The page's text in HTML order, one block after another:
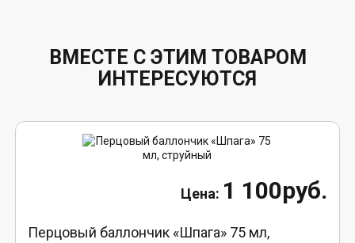
ВМЕСТЕ С ЭТИМ ТОВАРОМ
ИНТЕРЕСУЮТСЯ
1 100руб.
Перцовый баллончик «Шпага» 75 мл,